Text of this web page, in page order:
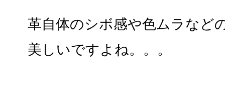
革自体のシボ感や色ムラなど
美しいですよね。。。